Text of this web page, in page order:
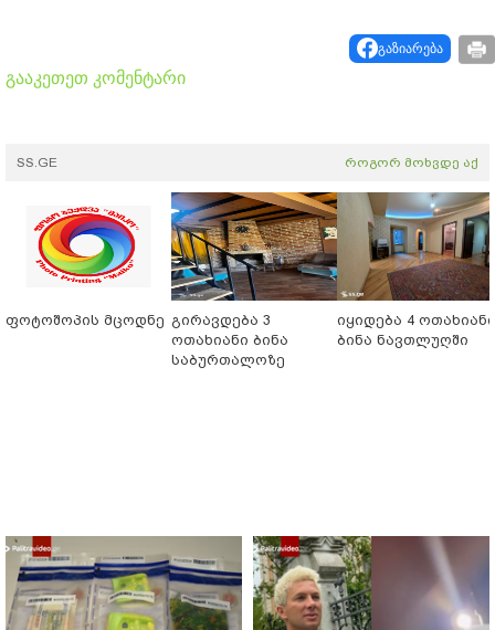
გაზიარება
გააკეთეთ კომენტარი
SS.GE როგორ მოხვდე აქ
ფოტოშოპის მცოდნე გირავდება 3
ოთახიანი ბინა
საბურთალოზე
იყიდება 4 ოთახიანი
ბინა ნავთლუღში